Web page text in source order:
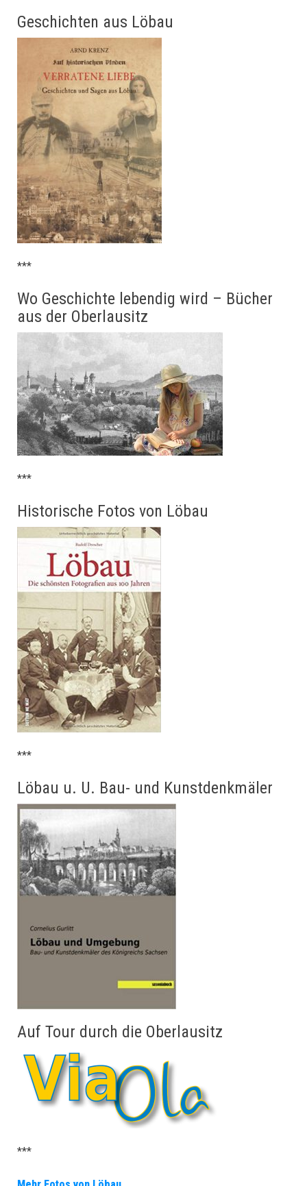
Geschichten aus Löbau
***
Wo Geschichte lebendig wird – Bücher
aus der Oberlausitz
***
Historische Fotos von Löbau
***
Löbau u. U. Bau- und Kunstdenkmäler
Auf Tour durch die Oberlausitz
***